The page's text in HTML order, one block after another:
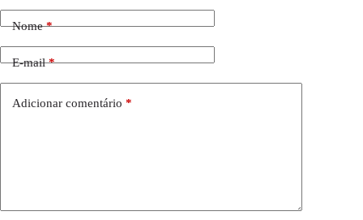
Nome*
E-mail*
Adicionar comentário *